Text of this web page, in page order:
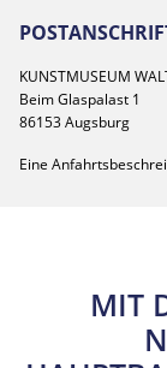
KUNSTMUSEUM
Beim Glaspalast 1
86153 Augsburg
Eine
MIT